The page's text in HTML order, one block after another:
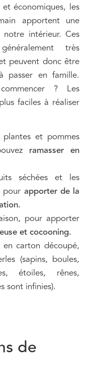
économiques, les
apportent une
intérieur. Ces
très
peuvent donc être
passer en famille.
? Les
faciles à réaliser
plantes et pommes
ramasser en
séchées et les
pour apporter de la
pour apporter
et cocooning.
carton découpé,
(sapins, boules,
étoiles, rênes,
sont infinies).
de